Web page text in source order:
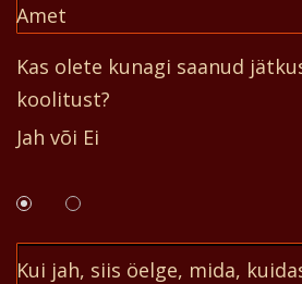
Amet
Kas olete kunagi saanud
koolitust?
Jah või Ei
Kui jah, siis öelge, mida,